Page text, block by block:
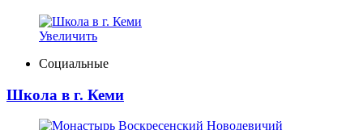
Увеличить
Социальные
Школа в г. Кеми